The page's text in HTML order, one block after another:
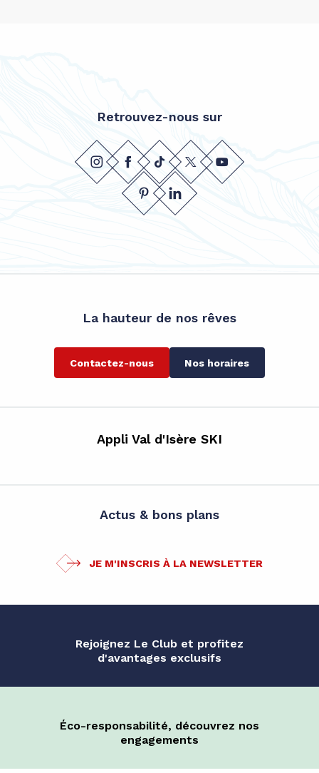
Retrouvez-nous sur
La hauteur de nos rêves
Contactez-nous Nos horaires
Appli Val d'Isère SKI
Actus & bons plans
JE M'INSCRIS À LA NEWSLETTER
Rejoignez Le Club et profitez
d'avantages exclusifs
Éco-responsabilité, découvrez nos
engagements